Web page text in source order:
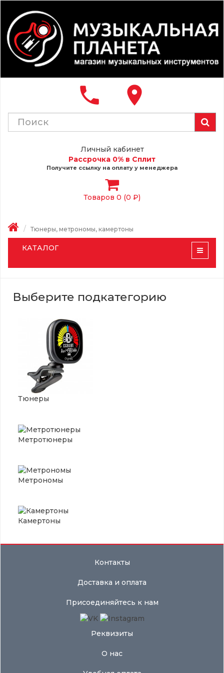
local_phone place
Личный кабинет
Рассрочка 0% в Сплит
Получите ссылку на оплату у менеджера
Товаров 0 (0 ₽)
Тюнеры, метрономы, камертоны
КАТАЛОГ
Выберите подкатегорию
Тюнеры
Метротюнеры
Метрономы
Камертоны
Контакты
Доставка и оплата
Присоединяйтесь к нам
Реквизиты
О нас